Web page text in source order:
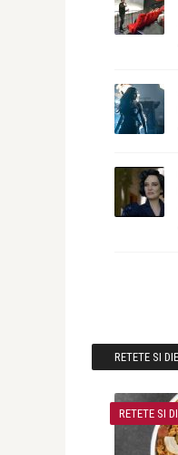
RETETE SI
RETETE SI